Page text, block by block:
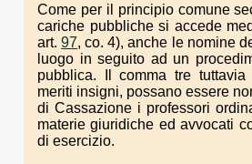
Come per il principio comune
cariche pubbliche si accede
art.97, co. 4), anche le nomine
luogo in seguito ad un
pubblica. Il comma tre
meriti insigni, possano essere
di Cassazione i professori
materie giuridiche ed avvocati
di esercizio.